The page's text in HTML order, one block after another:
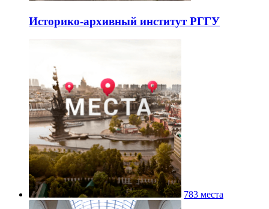
Историко-архивный институт РГГУ
783 места